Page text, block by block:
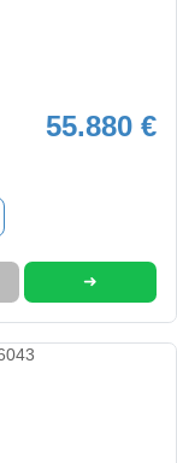
55.880 €
➜